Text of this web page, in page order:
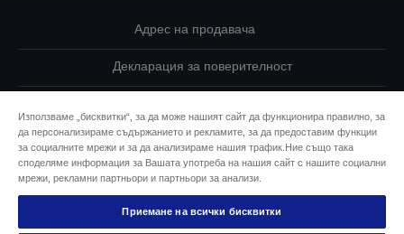
Адрес на продавача
Декларация за поверителност
Свържете се с нас за Вашите данни
Информация за бисквитките
Ангажимент за достъпност на Epson
Използваме „бисквитки“, за да може нашият сайт да функционира правилно, за
да персонализираме съдържанието и рекламите, за да предоставим функции
за социалните мрежи и за да анализираме нашия трафик.Ние също така
споделяме информация за Вашата употреба на нашия сайт с нашите социални
мрежи, рекламни партньори и партньори за анализи.
Приемане на всички бисквитки